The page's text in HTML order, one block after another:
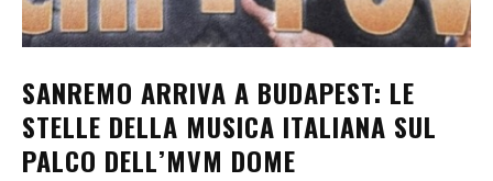
SANREMO ARRIVA A BUDAPEST: LE
STELLE DELLA MUSICA ITALIANA SUL
PALCO DELL’MVM DOME